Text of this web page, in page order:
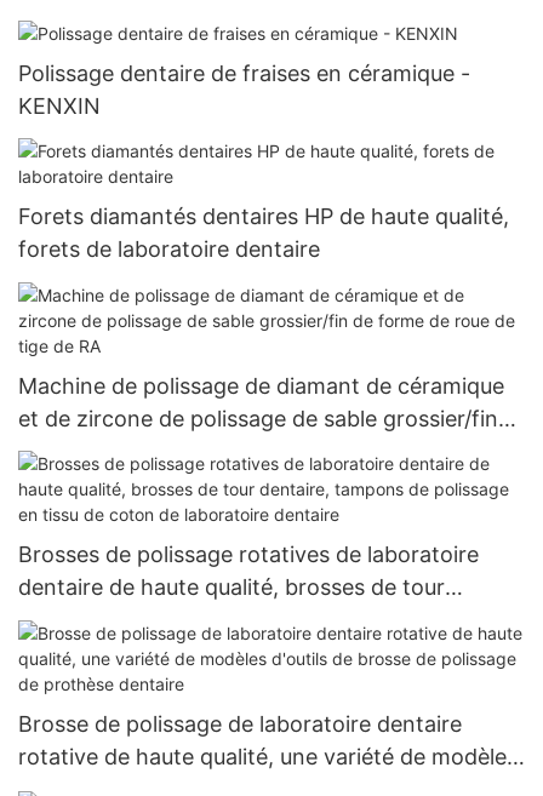
la pierre dentaire, équipement de pierres
précieuses, tête de meulage et de polissage
Polissage dentaire de fraises en céramique -
KENXIN
Forets diamantés dentaires HP de haute qualité,
forets de laboratoire dentaire
Machine de polissage de diamant de céramique
et de zircone de polissage de sable grossier/fin
de forme de roue de tige de RA
Brosses de polissage rotatives de laboratoire
dentaire de haute qualité, brosses de tour
dentaire, tampons de polissage en tissu de coton
de laboratoire dentaire
Brosse de polissage de laboratoire dentaire
rotative de haute qualité, une variété de modèles
d'outils de brosse de polissage de prothèse